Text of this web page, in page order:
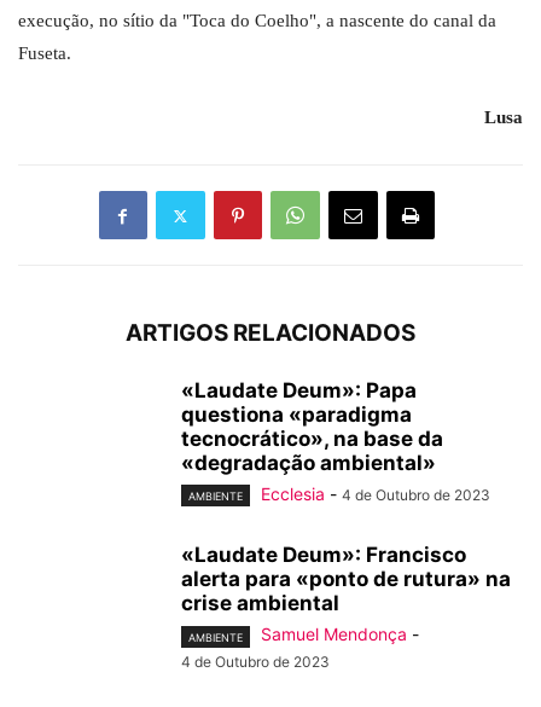
execução, no sítio da "Toca do Coelho", a nascente do canal da
Fuseta.
Lusa
ARTIGOS RELACIONADOS
«Laudate Deum»: Papa
questiona «paradigma
tecnocrático», na base da
«degradação ambiental»
AMBIENTE Ecclesia - 4 de Outubro de 2023
«Laudate Deum»: Francisco
alerta para «ponto de rutura» na
crise ambiental
AMBIENTE Samuel Mendonça -
4 de Outubro de 2023